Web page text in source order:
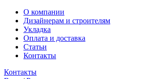
О компании
Дизайнерам и строителям
Укладка
Оплата и доставка
Статьи
Контакты
Контакты